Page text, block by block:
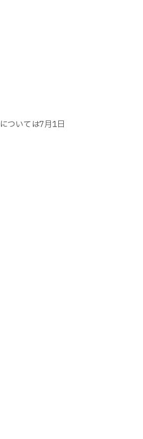
ついては7月1日